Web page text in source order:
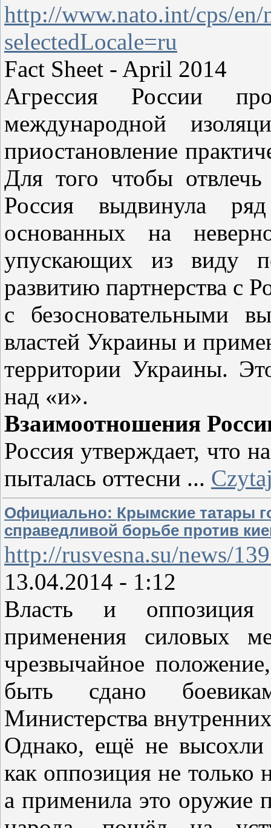
http://www.nato.int/cps/
selectedLocale=ru
Fact Sheet - April 2014
Агрессия России
международной
приостановление
Для того чтобы
Россия выдвинула
основанных на
упускающих из виду
развитию партнерства с
с безосновательными
властей Украины и
территории Украины.
над «и».
Взаимоотношения
Россия утверждает, что
пыталась оттесни ...
Официально: Крымские татары
справедливой борьбе против
http://rusvesna.su/news/
13.04.2014 - 1:12
Власть и оппозиция
применения силовых
чрезвычайное
быть сдано
Министерства
Однако, ещё не высохли
как оппозиция не
а применила это оружие